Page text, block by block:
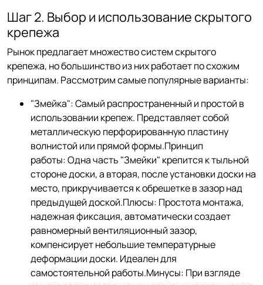
Шаг 2. Выбор и использование скрытого
крепежа
Рынок предлагает множество систем скрытого
крепежа, но большинство из них работает по схожим
принципам. Рассмотрим самые популярные варианты:
"Змейка": Самый распространенный и простой в
использовании крепеж. Представляет собой
металлическую перфорированную пластину
волнистой или прямой формы.Принцип
работы: Одна часть "Змейки" крепится к тыльной
стороне доски, а вторая, после установки доски на
место, прикручивается к обрешетке в зазор над
предыдущей доской.Плюсы: Простота монтажа,
надежная фиксация, автоматически создает
равномерный вентиляционный зазор,
компенсирует небольшие температурные
деформации доски. Идеален для
самостоятельной работы.Минусы: При взгляде